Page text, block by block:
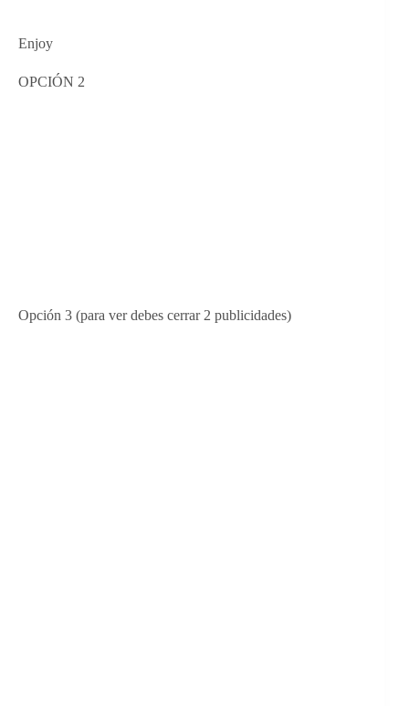
Enjoy
OPCIÓN 2
Opción 3 (para ver debes cerrar 2 publicidades)